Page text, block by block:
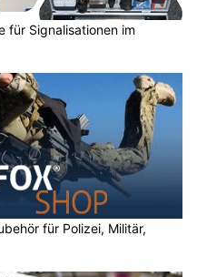
für Signalisationen im
für Polizei, Militär,